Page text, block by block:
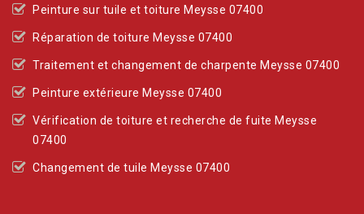
Peinture sur tuile et toiture Meysse 07400
Réparation de toiture Meysse 07400
Traitement et changement de charpente Meysse 07400
Peinture extérieure Meysse 07400
Vérification de toiture et recherche de fuite Meysse
07400
Changement de tuile Meysse 07400